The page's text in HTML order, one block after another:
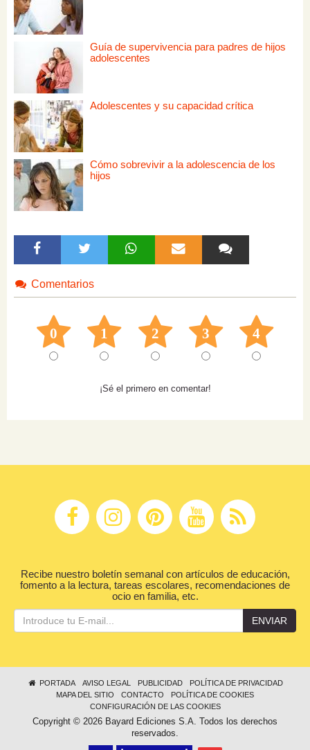
Guía de supervivencia para padres de hijos
adolescentes
Adolescentes y su capacidad crítica
Cómo sobrevivir a la adolescencia de los
hijos
Comentarios
0 1 2 3 4
¡Sé el primero en comentar!
Recibe nuestro boletín semanal con artículos de educación,
fomento a la lectura, tareas escolares, recomendaciones de
ocio en familia, etc.
ENVIAR
PORTADA AVISO LEGAL PUBLICIDAD
POLÍTICA DE PRIVACIDAD
MAPA DEL SITIO
CONTACTO
POLÍTICA DE COOKIES
CONFIGURACIÓN DE LAS COOKIES
Copyright © 2026 Bayard Ediciones S.A. Todos los derechos
reservados.